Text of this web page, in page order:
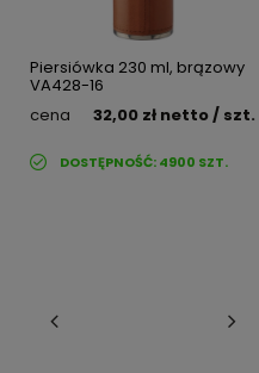
Piersiówka 230 ml, brązowy
VA428-16
cena
32,00 zł netto/ szt.
DOSTĘPNOŚĆ:4900 SZT.